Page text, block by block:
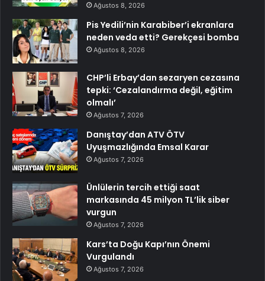
Ağustos 8, 2026
Pis Yedili’nin Karabiber’i ekranlara
neden veda etti? Gerekçesi bomba
Ağustos 8, 2026
CHP’li Erbay’dan sezaryen cezasına
tepki: ‘Cezalandırma değil, eğitim
olmalı’
Ağustos 7, 2026
Danıştay’dan ATV ÖTV
Uyuşmazlığında Emsal Karar
Ağustos 7, 2026
Ünlülerin tercih ettiği saat
markasında 45 milyon TL’lik siber
vurgun
Ağustos 7, 2026
Kars’ta Doğu Kapı’nın Önemi
Vurgulandı
Ağustos 7, 2026